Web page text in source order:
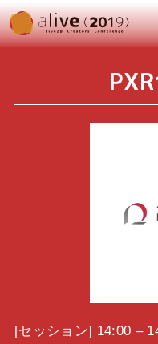
[セッション] 14:00 –